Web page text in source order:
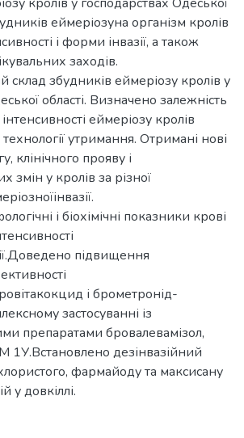
еймеріозуна організм кролів
і форми інвазії, а також
заходів.
збудників еймеріозу кролів у
області. Визначено залежність
еймеріозу кролів
утримання. Отримані нові
клінічного прояву і
змін у кролів за різної
і біохімічні показники крові
підвищення
і брометронід-
застосуванні із
препаратами бровалевамізол,
1У.Встановлено дезінвазійний
фармайоду та максисану
у довкіллі.